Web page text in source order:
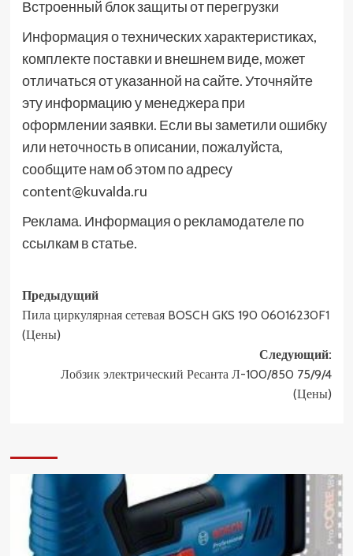
Встроенный блок защиты от перегрузки
Информация о технических характеристиках,
комплекте поставки и внешнем виде, может
отличаться от указанной на сайте. Уточняйте
эту информацию у менеджера при
оформлении заявки. Если вы заметили ошибку
или неточность в описании, пожалуйста,
сообщите нам об этом по адресу
content@kuvalda.ru
Реклама. Информация о рекламодателе по
ссылкам в статье.
Навигация
записи
Предыдущий
Пила циркулярная сетевая BOSCH GKS 190 06016230F1
(Цены)
Следующий:
Лобзик электрический Ресанта Л-100/850 75/9/4
(Цены)